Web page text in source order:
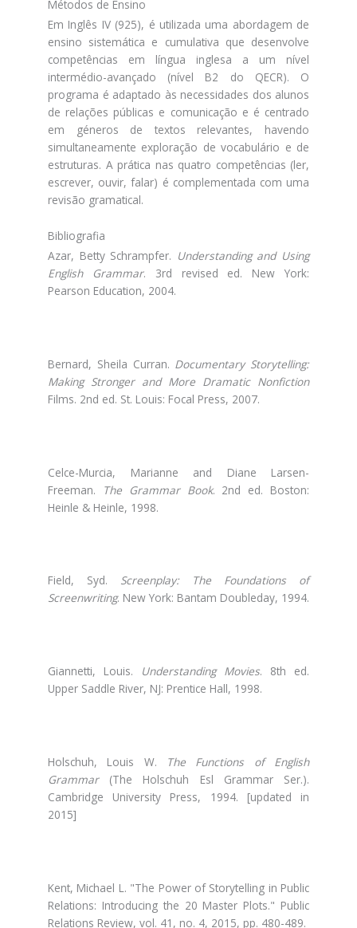
Métodos de Ensino
Em Inglês IV (925), é utilizada uma abordagem de
ensino sistemática e cumulativa que desenvolve
competências em língua inglesa a um nível
intermédio-avançado (nível B2 do QECR). O
programa é adaptado às necessidades dos alunos
de relações públicas e comunicação e é centrado
em géneros de textos relevantes, havendo
simultaneamente exploração de vocabulário e de
estruturas. A prática nas quatro competências (ler,
escrever, ouvir, falar) é complementada com uma
revisão gramatical.
Bibliografia
Azar, Betty Schrampfer. Understanding and Using
English Grammar. 3rd revised ed. New York:
Pearson Education, 2004.
Bernard, Sheila Curran. Documentary Storytelling:
Making Stronger and More Dramatic Nonfiction
Films. 2nd ed. St. Louis: Focal Press, 2007.
Celce-Murcia, Marianne and Diane Larsen-
Freeman.
The Grammar Book. 2nd ed. Boston:
Heinle & Heinle, 1998.
Field, Syd. Screenplay: The Foundations of
Screenwriting. New York: Bantam Doubleday, 1994.
Giannetti, Louis. Understanding Movies. 8th ed.
Upper Saddle River, NJ: Prentice Hall, 1998.
Holschuh, Louis W.
The Functions of English
Grammar(The Holschuh Esl Grammar Ser.).
Cambridge University Press, 1994. [updated in
2015]
Kent, Michael L. "The Power of Storytelling in Public
Relations: Introducing the 20 Master Plots." Public
Relations Review, vol. 41, no. 4, 2015, pp. 480-489.